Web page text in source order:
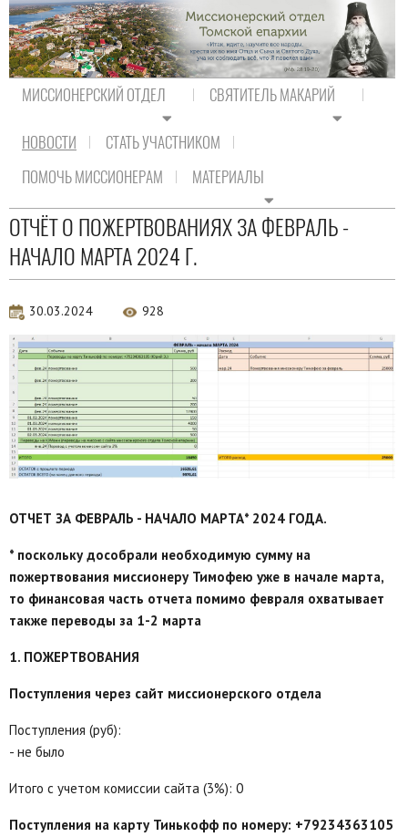
МИССИОНЕРСКИЙ ОТДЕЛ СВЯТИТЕЛЬ МАКАРИЙ
НОВОСТИ
СТАТЬ УЧАСТНИКОМ
ПОМОЧЬ МИССИОНЕРАМ
МАТЕРИАЛЫ
Новости
ОТЧЁТ О ПОЖЕРТВОВАНИЯХ ЗА ФЕВРАЛЬ -
НАЧАЛО МАРТА 2024 Г.
30.03.2024 928
ОТЧЕТ ЗА ФЕВРАЛЬ - НАЧАЛО МАРТА* 2024 ГОДА.
* поскольку дособрали необходимую сумму на
пожертвования миссионеру Тимофею уже в начале марта,
то финансовая часть отчета помимо февраля охватывает
также переводы за 1-2 марта
1. ПОЖЕРТВОВАНИЯ
Поступления через сайт миссионерского отдела
Поступления (руб):
- не было
Итого с учетом комиссии сайта (3%): 0
Поступления на карту Тинькофф по номеру: +79234363105